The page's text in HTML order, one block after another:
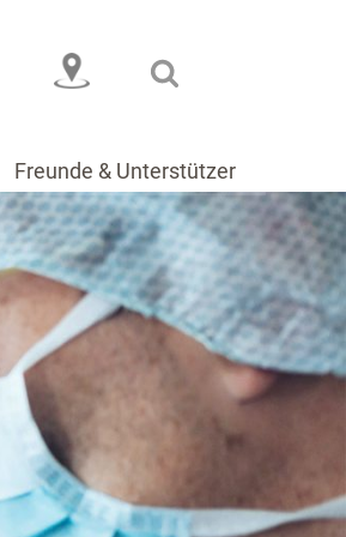
Freunde & Unterstützer
Freunde & Unterstützer